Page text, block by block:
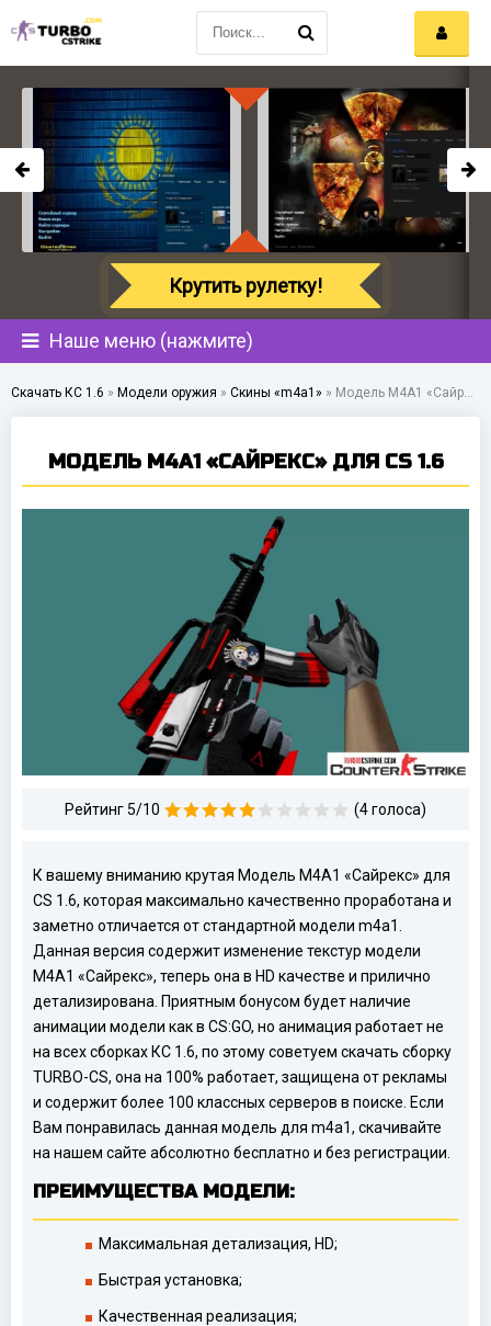
Наше меню (нажмите)
Скачать КС 1.6 » Модели оружия » Скины «m4a1» » Модель M4A1 «Сайрекс» для CS 1.6
МОДЕЛЬ M4A1 «САЙРЕКС» ДЛЯ CS 1.6
Рейтинг 5/10 (4 голоса)
К вашему вниманию крутая Модель M4A1 «Сайрекс» для
CS 1.6, которая максимально качественно проработана и
заметно отличается от стандартной модели m4a1.
Данная версия содержит изменение текстур модели
M4A1 «Сайрекс», теперь она в HD качестве и прилично
детализирована. Приятным бонусом будет наличие
анимации модели как в CS:GO, но анимация работает не
на всех сборках КС 1.6, по этому советуем скачать сборку
TURBO-CS, она на 100% работает, защищена от рекламы
и содержит более 100 классных серверов в поиске. Если
Вам понравилась данная модель для m4a1, скачивайте
на нашем сайте абсолютно бесплатно и без регистрации.
ПРЕИМУЩЕСТВА МОДЕЛИ:
Максимальная детализация, HD;
Быстрая установка;
Качественная реализация;
Крутить рулетку!